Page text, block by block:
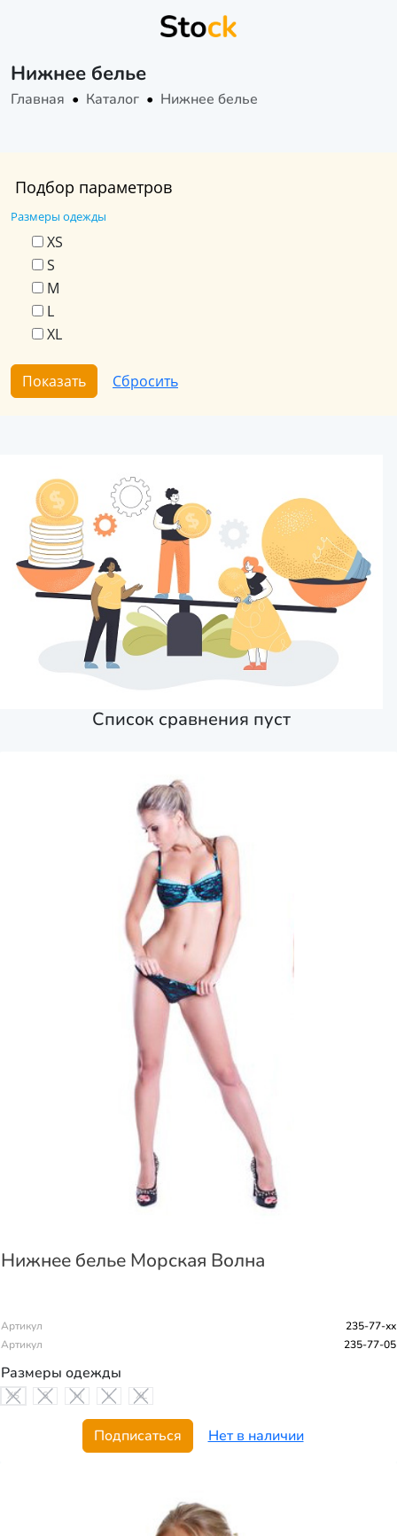
Нижнее белье
Главная Каталог Нижнее белье
Подбор параметров
Размеры одежды
XS
S
M
L
XL
Список сравнения пуст
Нижнее белье Морская Волна
Артикул
235-77-хх
Артикул
235-77-05
Размеры одежды
XS S M L XL
Подписаться Нет в наличии